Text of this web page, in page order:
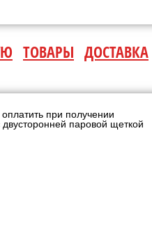
ТОВАРЫ ДОСТАВКА